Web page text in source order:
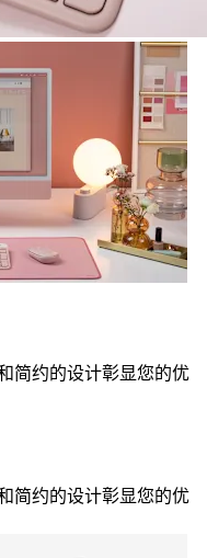
简约的设计彰显您的优
简约的设计彰显您的优